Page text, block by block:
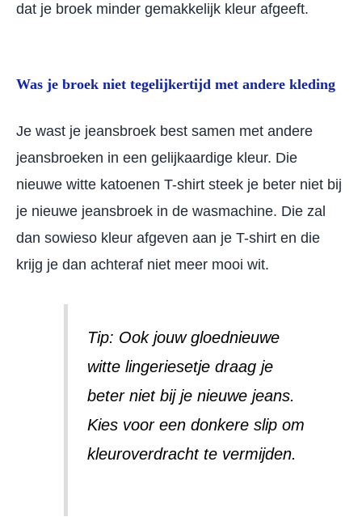
dat je broek minder gemakkelijk kleur afgeeft.
Was je broek niet tegelijkertijd met andere kleding
Je wast je jeansbroek best samen met andere
jeansbroeken in een gelijkaardige kleur. Die
nieuwe witte katoenen T-shirt steek je beter niet bij
je nieuwe jeansbroek in de wasmachine. Die zal
dan sowieso kleur afgeven aan je T-shirt en die
krijg je dan achteraf niet meer mooi wit.
Tip: Ook jouw gloednieuwe
witte lingeriesetje draag je
beter niet bij je nieuwe jeans.
Kies voor een donkere slip om
kleuroverdracht te vermijden.